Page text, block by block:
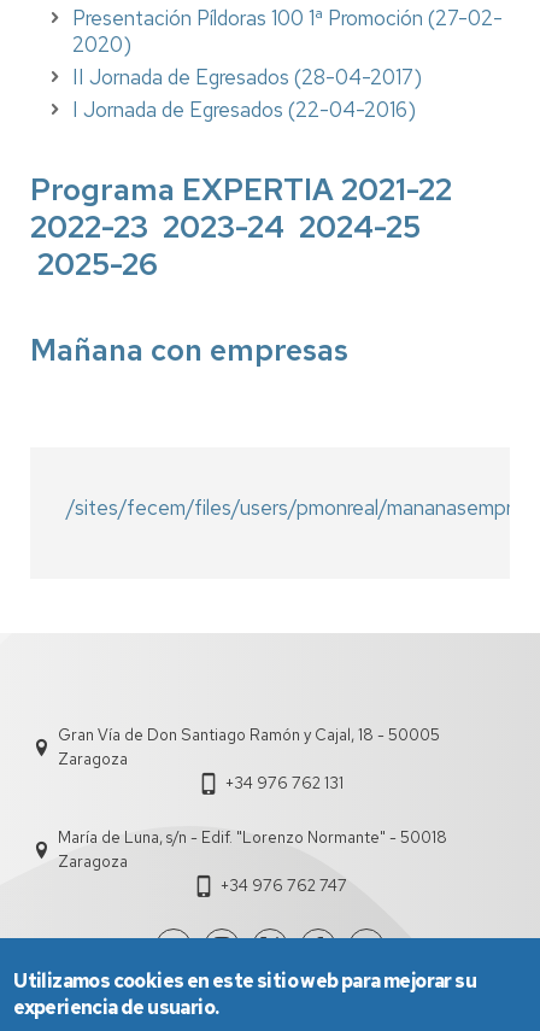
Presentación Píldoras 100 1ª Promoción (27-02-
2020)
II Jornada de Egresados (28-04-2017)
I Jornada de Egresados (22-04-2016)
Programa EXPERTIA 2021-22
2022-23 2023-24 2024-25
2025-26
Mañana con empresas
/sites/fecem/files/users/pmonreal/
Gran Vía de Don Santiago Ramón y Cajal, 18 - 50005
Zaragoza
+34 976 762 131
María de Luna, s/n - Edif. "Lorenzo Normante" - 50018
Zaragoza
+34 976 762 747
Utilizamos cookies en este sitio web para mejorar su
experiencia de usuario.